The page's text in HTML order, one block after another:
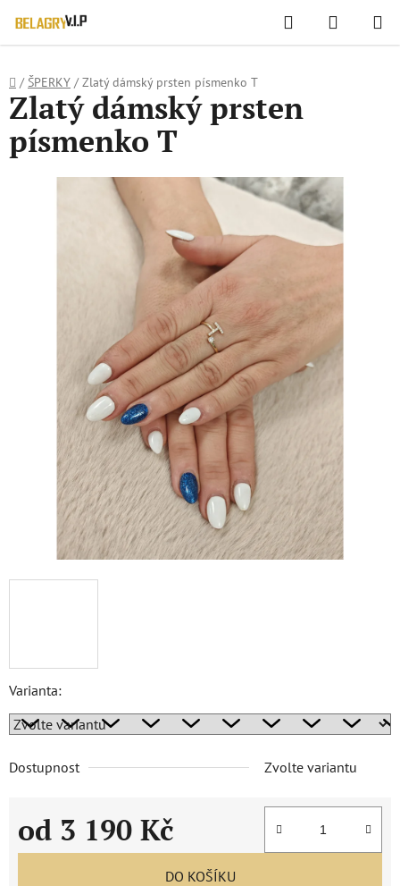
WIDGET HODNOCENÍ OBCHODU
Přejít
na
Hledat
KOŠÍK
Domů
/ ŠPERKY / Zlatý dámský prsten písmenko T
Varianta:
Dostupnost Zvolte variantu
od 3 190 Kč
Měrná cena:
DO KOŠÍKU
Zlatý dámský prsten
písmenko T